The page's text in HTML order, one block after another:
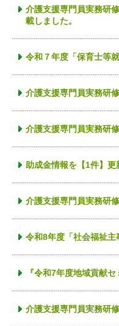
介護支援専門員実務研
載しました。
令和７年度「保育士等
介護支援専門員実務研
介護支援専門員実務研
助成金情報を【1件】更
介護支援専門員実務研
令和8年度「社会福祉
『令和7年度地域貢献
介護支援専門員実務研